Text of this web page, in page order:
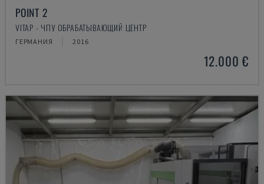
POINT 2
VITAP - ЧПУ ОБРАБАТЫВАЮЩИЙ ЦЕНТР
ГЕРМАНИЯ 2016
12.000 €